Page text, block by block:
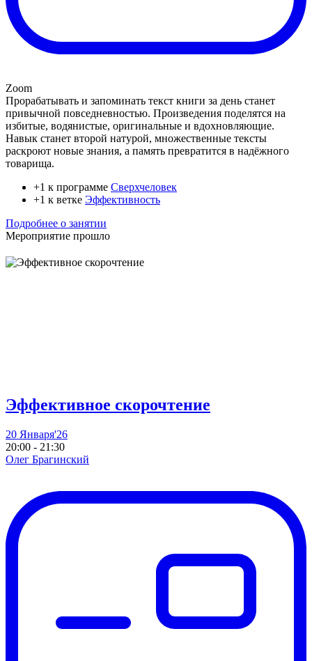
Zoom
Прорабатывать и запоминать текст книги за день станет
привычной повседневностью. Произведения поделятся на
избитые, водянистые, оригинальные и вдохновляющие.
Навык станет второй натурой, множественные тексты
раскроют новые знания, а память превратится в надёжного
товарища.
+1 к программе Сверхчеловек
+1 к ветке Эффективность
Подробнее о занятии
Мероприятие прошло
Эффективное скорочтение
20 Января'26
20:00 - 21:30
Олег Брагинский